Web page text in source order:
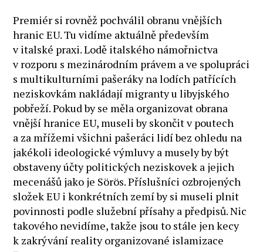
Premiér si rovněž pochválil obranu vnějších
hranic EU. Tu vidíme aktuálně především
v italské praxi. Lodě italského námořnictva
v rozporu s mezinárodním právem a ve spolupráci
s multikulturními pašeráky na lodích patřících
neziskovkám nakládají migranty u libyjského
pobřeží. Pokud by se měla organizovat obrana
vnější hranice EU, museli by skončit v poutech
a za mřížemi všichni pašeráci lidí bez ohledu na
jakékoli ideologické výmluvy a musely by být
obstaveny účty politických neziskovek a jejich
mecenášů jako je Sörös. Příslušníci ozbrojených
složek EU i konkrétních zemí by si museli plnit
povinnosti podle služební přísahy a předpisů. Nic
takového nevidíme, takže jsou to stále jen kecy
k zakrývání reality organizované islamizace